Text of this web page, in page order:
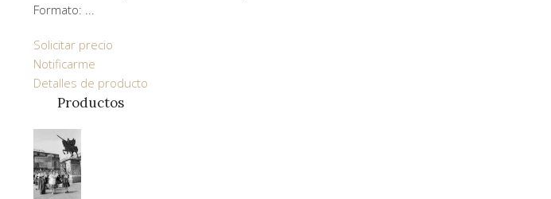
Formato: ...
Solicitar precio
Notificarme
Detalles de producto
Productos